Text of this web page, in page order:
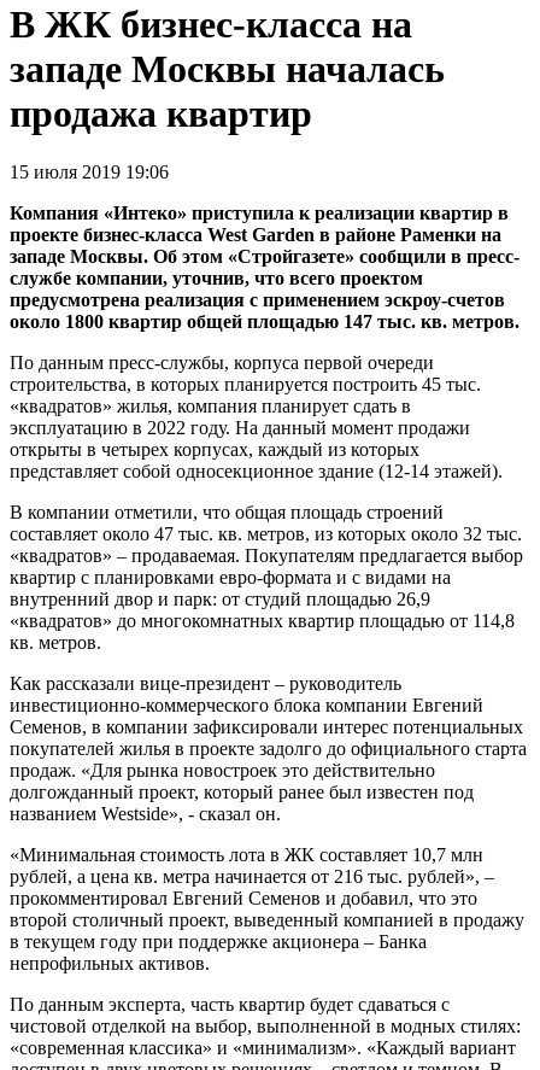
В ЖК бизнес-класса на
западе Москвы началась
продажа квартир
15 июля 2019 19:06
Компания «Интеко» приступила к реализации квартир в
проекте бизнес-класса West Garden в районе Раменки на
западе Москвы. Об этом «Стройгазете» сообщили в пресс-
службе компании, уточнив, что всего проектом
предусмотрена реализация с применением эскроу-счетов
около 1800 квартир общей площадью 147 тыс. кв. метров.
По данным пресс-службы, корпуса первой очереди
строительства, в которых планируется построить 45 тыс.
«квадратов» жилья, компания планирует сдать в
эксплуатацию в 2022 году. На данный момент продажи
открыты в четырех корпусах, каждый из которых
представляет собой односекционное здание (12-14 этажей).
В компании отметили, что общая площадь строений
составляет около 47 тыс. кв. метров, из которых около 32 тыс.
«квадратов» – продаваемая. Покупателям предлагается выбор
квартир с планировками евро-формата и с видами на
внутренний двор и парк: от студий площадью 26,9
«квадратов» до многокомнатных квартир площадью от 114,8
кв. метров.
Как рассказали вице-президент – руководитель
инвестиционно-коммерческого блока компании Евгений
Семенов, в компании зафиксировали интерес потенциальных
покупателей жилья в проекте задолго до официального старта
продаж. «Для рынка новостроек это действительно
долгожданный проект, который ранее был известен под
названием Westside», - сказал он.
«Минимальная стоимость лота в ЖК составляет 10,7 млн
рублей, а цена кв. метра начинается от 216 тыс. рублей», –
прокомментировал Евгений Семенов и добавил, что это
второй столичный проект, выведенный компанией в продажу
в текущем году при поддержке акционера – Банка
непрофильных активов.
По данным эксперта, часть квартир будет сдаваться с
чистовой отделкой на выбор, выполненной в модных стилях:
«современная классика» и «минимализм». «Каждый вариант